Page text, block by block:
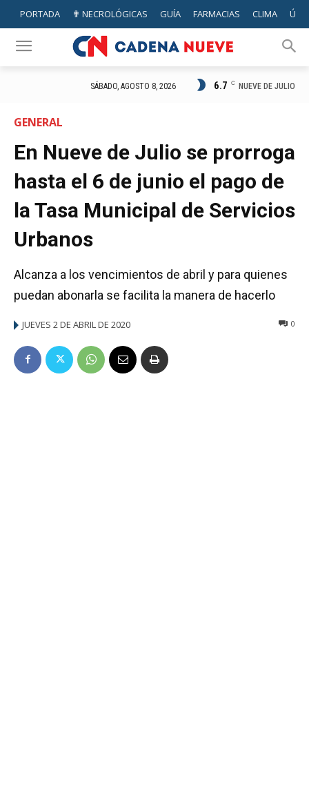
PORTADA ✟ NECROLÓGICAS GUÍA FARMACIAS CLIMA
SÁBADO, AGOSTO 8, 2026 6.7 C NUEVE DE JULIO
GENERAL
En Nueve de Julio se prorroga
hasta el 6 de junio el pago de
la Tasa Municipal de Servicios
Urbanos
Alcanza a los vencimientos de abril y para quienes
puedan abonarla se facilita la manera de hacerlo
JUEVES 2 DE ABRIL DE 2020 0